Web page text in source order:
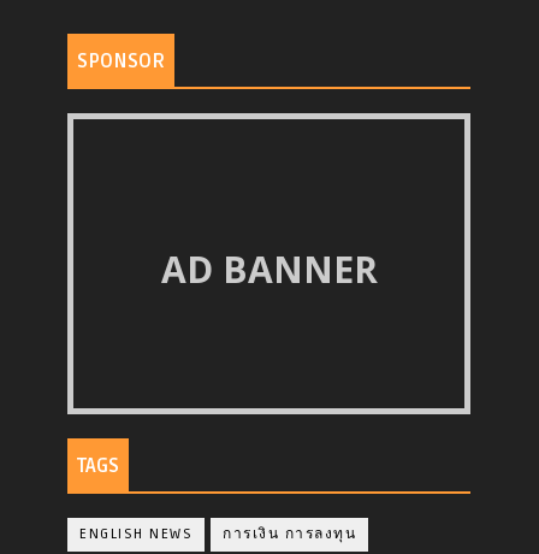
SPONSOR
AD BANNER
TAGS
ENGLISH NEWS การเงิน การลงทุน